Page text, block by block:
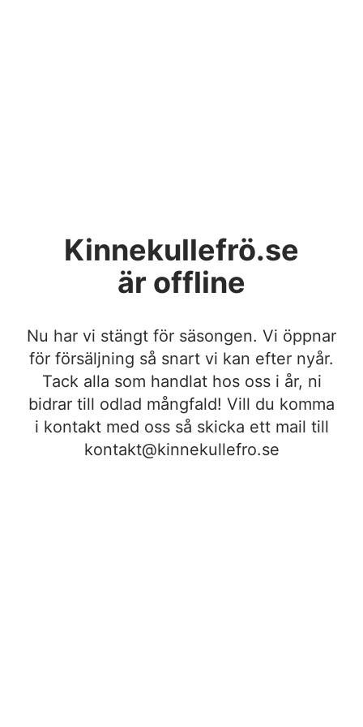
Kinnekullefrö.se
är offline
Nu har vi stängt för säsongen. Vi öppnar
för försäljning så snart vi kan efter nyår.
Tack alla som handlat hos oss i år, ni
bidrar till odlad mångfald! Vill du komma
i kontakt med oss så skicka ett mail till
kontakt@kinnekullefro.se